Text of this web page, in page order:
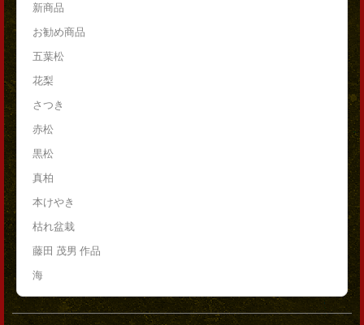
新商品
お勧め商品
五葉松
花梨
さつき
赤松
黒松
真柏
本けやき
枯れ盆栽
藤田 茂男 作品
海